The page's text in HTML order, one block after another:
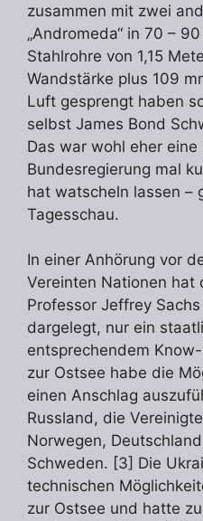
zusammen mit zwei
„Andromeda“ in 70 –
Stahlrohre von 1,15
Wandstärke plus 109
Luft gesprengt haben
selbst James Bond
Das war wohl eher eine
Bundesregierung mal
hat watscheln lassen –
Tagesschau.
In einer Anhörung vor
Vereinten Nationen hat
Professor Jeffrey
dargelegt, nur ein
entsprechendem
zur Ostsee habe die
einen Anschlag
Russland, die
Norwegen,
Schweden. [3] Die
technischen
zur Ostsee und hatte